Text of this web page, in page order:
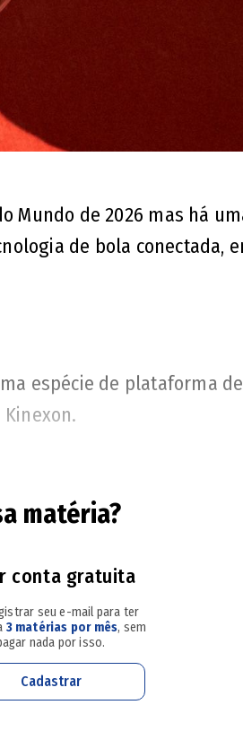
Mundo de 2026 mas há
de bola conectada,
espécie de plataforma
ajustes no time
real ao sistema de VAR.
artificial, as decisões de
na bola, auxiliando em
matéria?
conta gratuita
seu e-mail para ter
3 matérias por mês, sem
nada por isso.
Cadastrar